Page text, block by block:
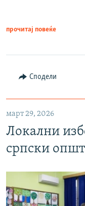
прочитај повеќе
Сподели
март 29, 2026
Локални
српски